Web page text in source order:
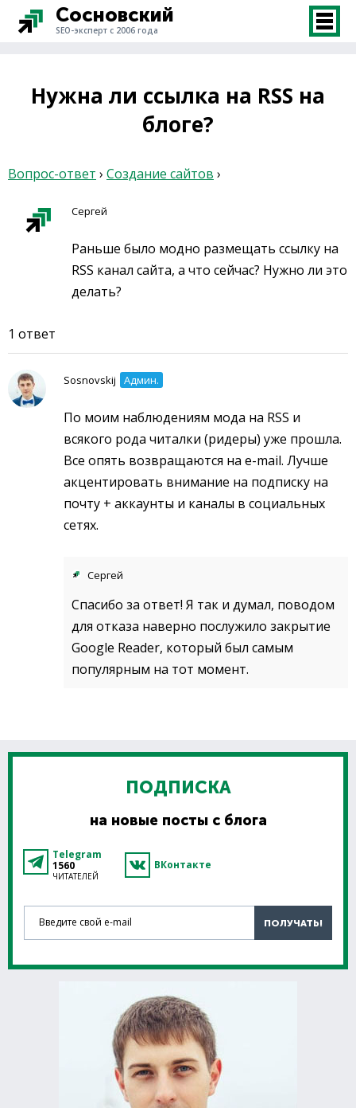
Сосновский
SEO-эксперт с 2006 года
Нужна ли ссылка на RSS на
блоге?
Вопрос-ответ › Создание сайтов ›
Сергей
Раньше было модно размещать ссылку на
RSS канал сайта, а что сейчас? Нужно ли это
делать?
1 ответ
Sosnovskij Админ.
По моим наблюдениям мода на RSS и
всякого рода читалки (ридеры) уже прошла.
Все опять возвращаются на e-mail. Лучше
акцентировать внимание на подписку на
почту + аккаунты и каналы в социальных
сетях.
Сергей
Спасибо за ответ! Я так и думал, поводом
для отказа наверно послужило закрытие
Google Reader, который был самым
популярным на тот момент.
ПОДПИСКА
на новые посты с блога
Telegram
1560
ЧИТАТЕЛЕЙ
ВКонтакте
Введите свой e-mail
ПОЛУЧАТЬ!